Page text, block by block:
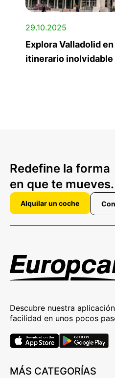
29.10.2025
Explora Valladolid
itinerario inolvidable
Redefine la forma
en que te mueves.
Alquilar un coche
Descubre nuestra
facilidad en unos pocos
MÁS CATEGORÍAS